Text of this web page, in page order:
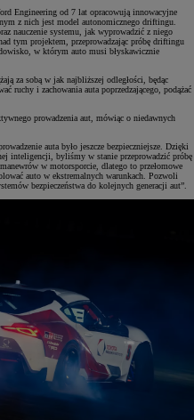
Engineering od 7 lat opracowują innowacyjne
z nich jest model autonomicznego driftingu.
nauczenie systemu, jak wyprowadzić z niego
tym projektem, przeprowadzając próbę driftingu
w którym auto musi błyskawicznie
za sobą w jak najbliższej odległości, będąc
ruchy i zachowania auta poprzedzającego, podążać
prowadzenia aut, mówiąc o niedawnych
auta było jeszcze bezpieczniejsze. Dzięki
inteligencji, byliśmy w stanie przeprowadzić próbę
w motorsporcie, dlatego to przełomowe
auto w ekstremalnych warunkach. Pozwoli
bezpieczeństwa do kolejnych generacji aut”.